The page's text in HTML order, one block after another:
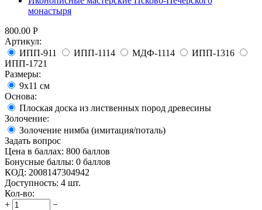
монастыря
800.00 Р
Артикул:
ИПП-911
ИПП-1114 МДФ-1114
ИПП-1316
ИПП-1721
Размеры:
9х11 см
Основа:
Плоская доска из лиственных пород древесины
Золочение:
Золочение нимба (имитация/поталь)
Задать вопрос
Цена в баллах: 800 баллов
Бонусные баллы: 0 баллов
КОД: 2008147304942
Доступность: 4 шт.
Кол-во:
+
−